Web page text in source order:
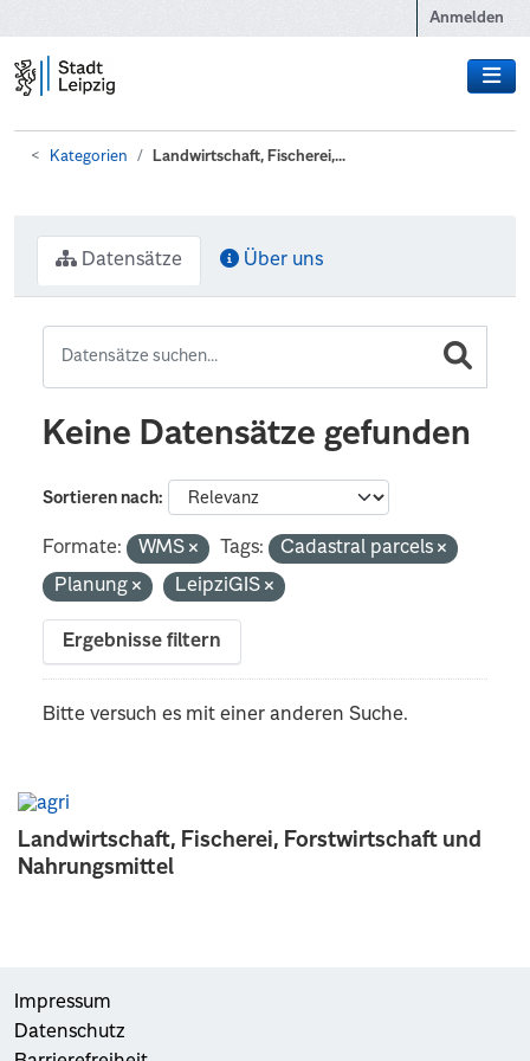
Anmelden
Kategorien Landwirtschaft, Fischerei,...
Landwirtschaft, Fischerei, Forstwirtschaft und
Nahrungsmittel
Datensätze Über uns
Keine Datensätze gefunden
Sortieren nach
Formate: WMS Tags:
Cadastral parcels
Planung
LeipziGIS
Ergebnisse filtern
Bitte versuch es mit einer anderen Suche.
Impressum
Datenschutz